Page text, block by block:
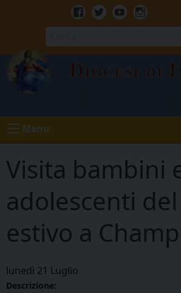
Facebook
TwitterYoutube
Diocesi di
Menu
Visita bambini
adolescenti
estivo a
lunedì 21 Luglio
Descrizione: